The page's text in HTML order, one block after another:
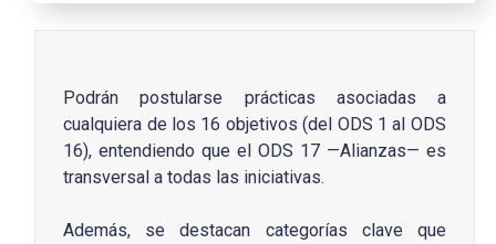
Podrán postularse prácticas asociadas a
cualquiera de los 16 objetivos (del ODS 1 al ODS
16), entendiendo que el ODS 17 —Alianzas— es
transversal a todas las iniciativas.
Además, se destacan categorías clave que